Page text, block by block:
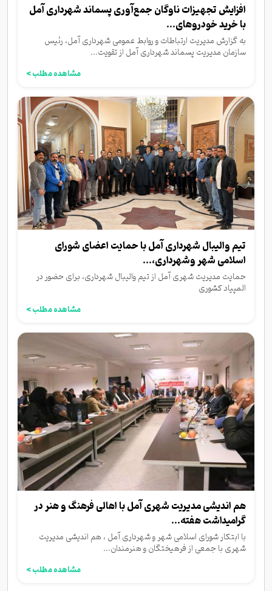
افزایش تجهیزات ناوگان جمع‌آوری پسماند شهرداری آمل
با خرید خودروهای...
به گزارش مدیریت ارتباطات و روابط‌ عمومی شهرداری آمل، رئیس
سازمان مدیریت پسماند شهرداری آمل از تقویت...
مشاهده مطلب >
تیم والیبال شهرداری آمل با حمایت اعضای شورای
اسلامی شهر وشهرداری،...
حمایت مدیریت شهری آمل از تیم والیبال شهرداری، برای حضور در
المپیاد کشوری
مشاهده مطلب >
هم اندیشی مدیریت شهری آمل با اهالی فرهنگ و هنر در
گرامیداشت هفته...
با ابتکار شورای اسلامی شهر و شهرداری آمل ، هم اندیشی مدیریت
شهری با جمعی از فرهیختگان و هنرمندان...
مشاهده مطلب >